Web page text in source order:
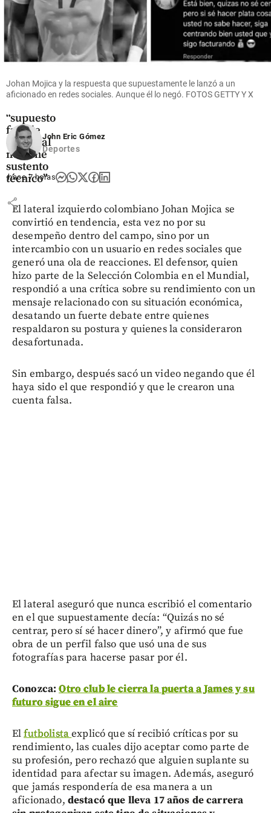
Colombia
Registrador
Penagos le
responde
mensaje al
gobierno
“supuesto
fraude
electoral
no tiene
sustento
técnico”
share
Johan Mojica y la respuesta que supuestamente le lanzó a un
aficionado en redes sociales. Aunque él lo negó. FOTOS GETTY Y X
John Eric Gómez
Deportes
hace 7 horas
El lateral izquierdo colombiano Johan Mojica se
convirtió en tendencia, esta vez no por su
desempeño dentro del campo, sino por un
intercambio con un usuario en redes sociales que
generó una ola de reacciones. El defensor, quien
hizo parte de la Selección Colombia en el Mundial,
respondió a una crítica sobre su rendimiento con un
mensaje relacionado con su situación económica,
desatando un fuerte debate entre quienes
respaldaron su postura y quienes la consideraron
desafortunada.
Sin embargo, después sacó un video negando que él
haya sido el que respondió y que le crearon una
cuenta falsa.
El lateral aseguró que nunca escribió el comentario
en el que supuestamente decía: “Quizás no sé
centrar, pero sí sé hacer dinero”, y afirmó que fue
obra de un perfil falso que usó una de sus
fotografías para hacerse pasar por él.
Conozca:Otro club le cierra la puerta a James y su
futuro sigue en el aire
Elfutbolistaexplicó que sí recibió críticas por su
rendimiento, las cuales dijo aceptar como parte de
su profesión, pero rechazó que alguien suplante su
identidad para afectar su imagen. Además, aseguró
que jamás respondería de esa manera a un
aficionado, destacó que lleva 17 años de carrera